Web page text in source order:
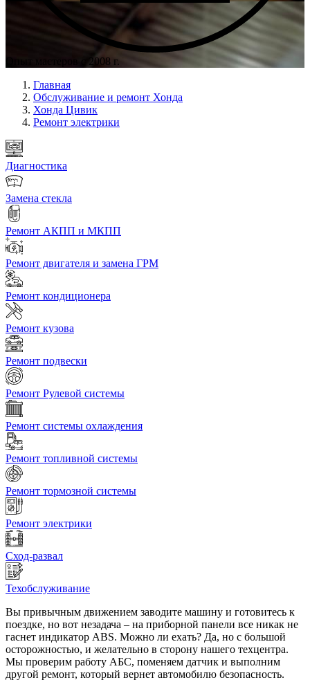
Опыт мастеров с 2008 г.
Главная
Обслуживание и ремонт Хонда
Хонда Цивик
Ремонт электрики
Диагностика
Замена стекла
Ремонт АКПП и МКПП
Ремонт двигателя и замена ГРМ
Ремонт кондиционера
Ремонт кузова
Ремонт подвески
Ремонт Рулевой системы
Ремонт системы охлаждения
Ремонт топливной системы
Ремонт тормозной системы
Ремонт электрики
Сход-развал
Техобслуживание
Вы привычным движением заводите машину и готовитесь к
поездке, но вот незадача – на приборной панели все никак не
гаснет индикатор ABS. Можно ли ехать? Да, но с большой
осторожностью, и желательно в сторону нашего техцентра.
Мы проверим работу АБС, поменяем датчик и выполним
другой ремонт, который вернет автомобилю безопасность.